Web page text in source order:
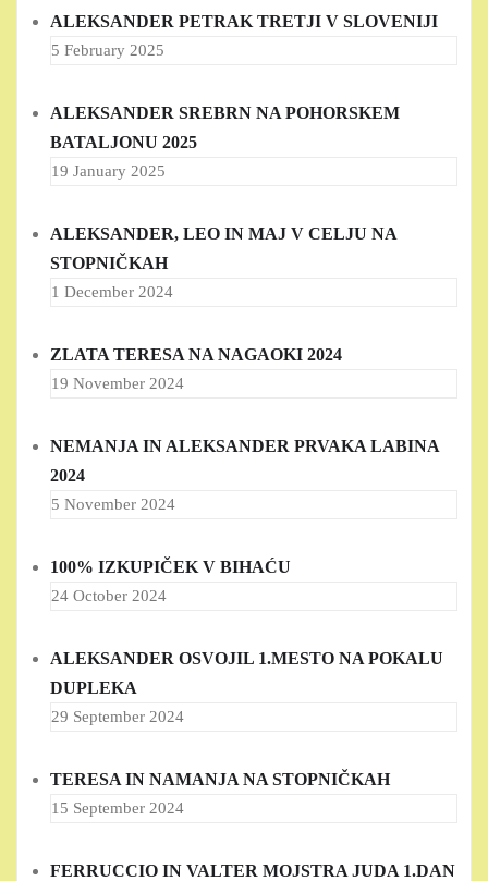
ALEKSANDER PETRAK TRETJI V SLOVENIJI
5 February 2025
ALEKSANDER SREBRN NA POHORSKEM
BATALJONU 2025
19 January 2025
ALEKSANDER, LEO IN MAJ V CELJU NA
STOPNIČKAH
1 December 2024
ZLATA TERESA NA NAGAOKI 2024
19 November 2024
NEMANJA IN ALEKSANDER PRVAKA LABINA
2024
5 November 2024
100% IZKUPIČEK V BIHAĆU
24 October 2024
ALEKSANDER OSVOJIL 1.MESTO NA POKALU
DUPLEKA
29 September 2024
TERESA IN NAMANJA NA STOPNIČKAH
15 September 2024
FERRUCCIO IN VALTER MOJSTRA JUDA 1.DAN